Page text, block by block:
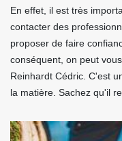
En effet, il est très
contacter des
proposer de faire
conséquent, on peut
Reinhardt Cédric. C'est
la matière. Sachez qu'il